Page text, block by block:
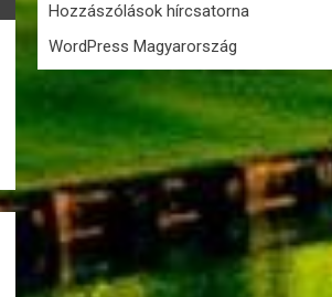
Hozzászólások hírcsatorna
WordPress Magyarország